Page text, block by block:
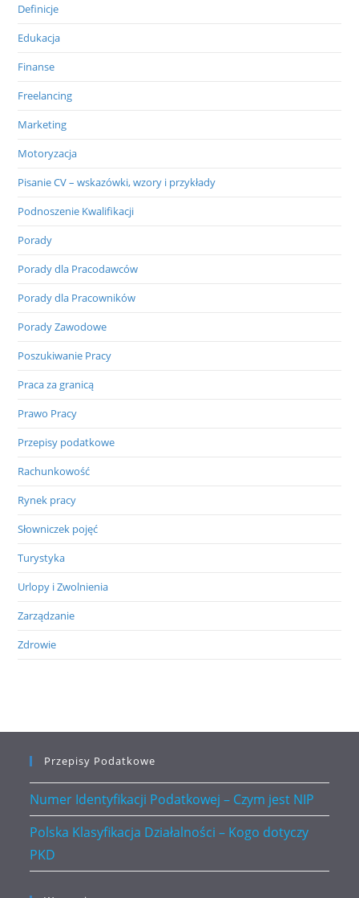
Definicje
Edukacja
Finanse
Freelancing
Marketing
Motoryzacja
Pisanie CV – wskazówki, wzory i przykłady
Podnoszenie Kwalifikacji
Porady
Porady dla Pracodawców
Porady dla Pracowników
Porady Zawodowe
Poszukiwanie Pracy
Praca za granicą
Prawo Pracy
Przepisy podatkowe
Rachunkowość
Rynek pracy
Słowniczek pojęć
Turystyka
Urlopy i Zwolnienia
Zarządzanie
Zdrowie
Przepisy Podatkowe
Numer Identyfikacji Podatkowej – Czym jest NIP
Polska Klasyfikacja Działalności – Kogo dotyczy
PKD